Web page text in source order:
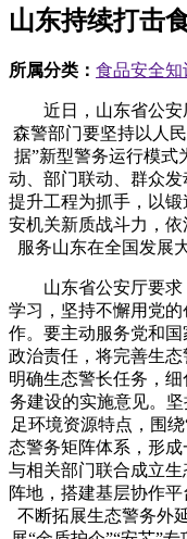
山东持续打击
所属分类： 食品安全知
近日，山东省公安
森警部门要坚持以人
据”新型警务运行模式
动、部门联动、群众
提升工程为抓手，以
安机关新质战斗力，
服务山东在全国发展
山东省公安厅要求
学习，坚持不懈用党
作。要主动服务党和
政治责任，将完善生态
明确生态警长任务，
务建设的实施意见。
足环境资源特点，围
态警务矩阵体系，形
与相关部门联合成立
阵地，搭建基层协作
不断拓展生态警务外